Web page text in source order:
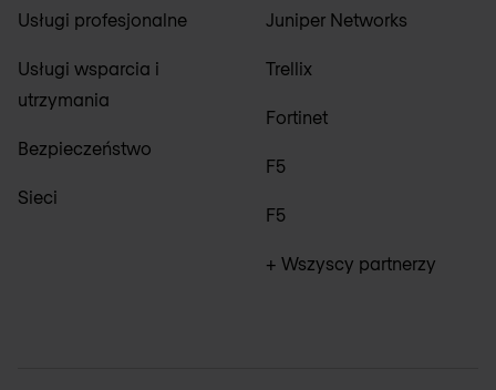
Usługi profesjonalne
Usługi wsparcia i
utrzymania
Bezpieczeństwo
Sieci
Juniper Networks
Trellix
Fortinet
F5
F5
+ Wszyscy partnerzy